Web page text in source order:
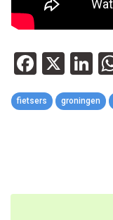
X
fietsers groningen